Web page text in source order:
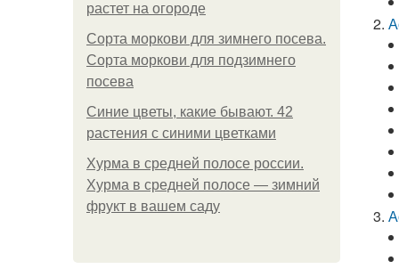
растет на огороде
Сорта моркови для зимнего посева.
Сорта моркови для подзимнего
посева
Синие цветы, какие бывают. 42
растения с синими цветками
Хурма в средней полосе россии.
Хурма в средней полосе — зимний
фрукт в вашем саду